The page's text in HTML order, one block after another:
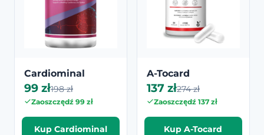
Cardiominal
99 zł198 zł
Zaoszczędź 99 zł
Kup Cardiominal
A-Tocard
137 zł274 zł
Zaoszczędź 137 zł
Kup A-Tocard